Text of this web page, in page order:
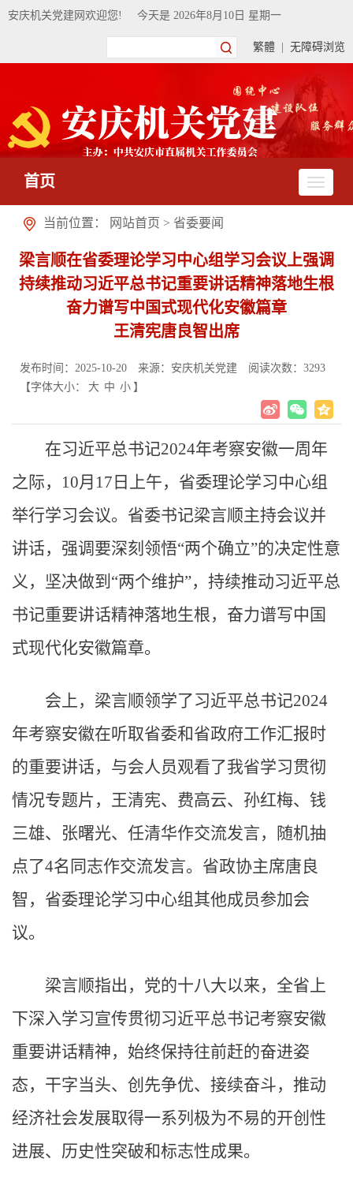
安庆机关党建网欢迎您! 今天是 2026年8月10日 星期一
繁體 无障碍浏览
首页
当前位置： 网站首页 > 省委要闻
梁言顺在省委理论学习中心组学习会议上强调
持续推动习近平总书记重要讲话精神落地生根
奋力谱写中国式现代化安徽篇章
王清宪唐良智出席
发布时间：2025-10-20 来源：安庆机关党建 阅读次数： 3293
【字体大小：
大 中 小 】
在习近平总书记2024年考察安徽一周年
之际，10月17日上午，省委理论学习中心组
举行学习会议。省委书记梁言顺主持会议并
讲话，强调要深刻领悟“两个确立”的决定性意
义，坚决做到“两个维护”，持续推动习近平总
书记重要讲话精神落地生根，奋力谱写中国
式现代化安徽篇章。
会上，梁言顺领学了习近平总书记2024
年考察安徽在听取省委和省政府工作汇报时
的重要讲话，与会人员观看了我省学习贯彻
情况专题片，王清宪、费高云、孙红梅、钱
三雄、张曙光、任清华作交流发言，随机抽
点了4名同志作交流发言。省政协主席唐良
智，省委理论学习中心组其他成员参加会
议。
梁言顺指出，党的十八大以来，全省上
下深入学习宣传贯彻习近平总书记考察安徽
重要讲话精神，始终保持往前赶的奋进姿
态，干字当头、创先争优、接续奋斗，推动
经济社会发展取得一系列极为不易的开创性
进展、历史性突破和标志性成果。